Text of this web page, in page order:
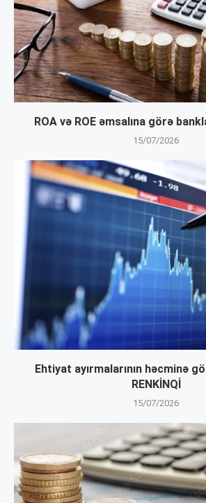
ROA və ROE əmsalına görə
15/07/2026
Ehtiyat ayırmalarının həcminə
RENKİNQİ
15/07/2026